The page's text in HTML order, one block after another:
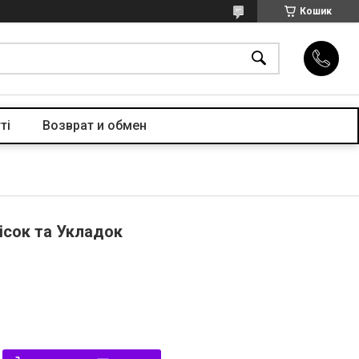
Кошик
Возврат и обмен
та Укладок